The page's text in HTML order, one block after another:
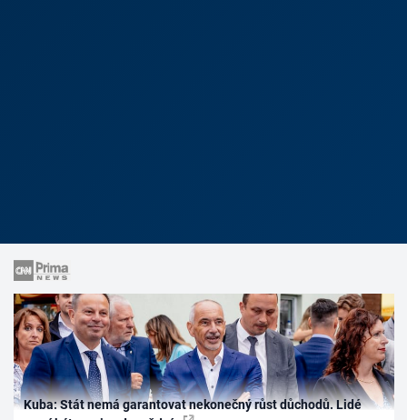
Kuba: Stát nemá garantovat nekonečný růst důchodů. Lidé